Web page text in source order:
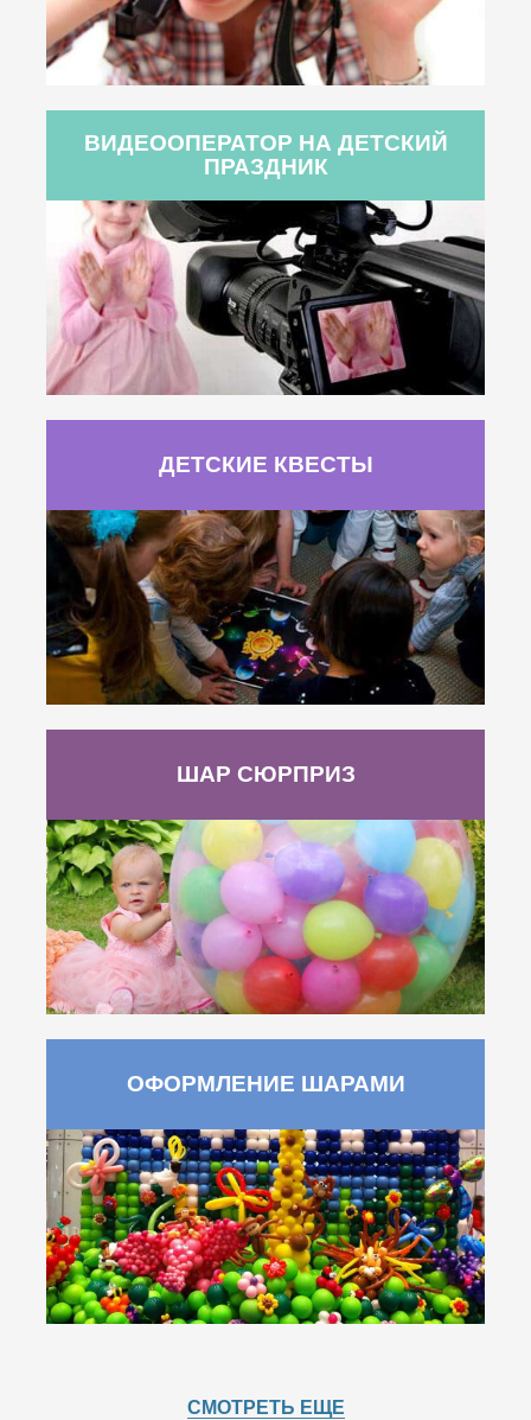
ВИДЕООПЕРАТОР НА ДЕТСКИЙ
ПРАЗДНИК
ДЕТСКИЕ КВЕСТЫ
ШАР СЮРПРИЗ
ОФОРМЛЕНИЕ ШАРАМИ
СМОТРЕТЬ ЕЩЕ